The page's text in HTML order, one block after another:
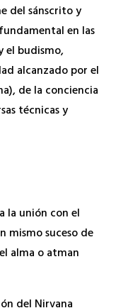
del sánscrito y
en las
el budismo,
alcanzado por el
de la conciencia
técnicas y
la unión con el
mismo suceso de
alma o atman